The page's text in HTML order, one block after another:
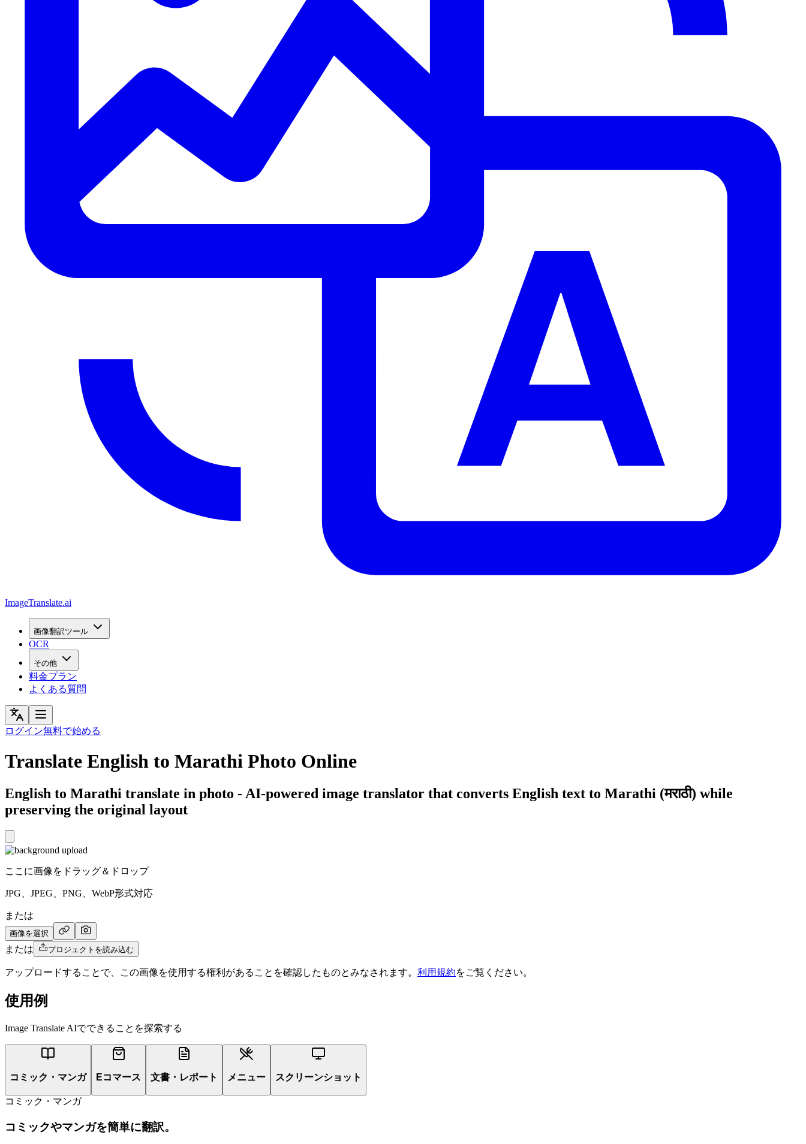
ImageTranslate.ai
画像翻訳ツール
OCR
その他
料金プラン
よくある質問
ログイン無料で始める
Translate English to Marathi Photo Online
English to Marathi translate in photo - AI-powered image translator that converts English text to Marathi (मराठी) while
preserving the original layout
ここに画像をドラッグ＆ドロップ
JPG、JPEG、PNG、WebP形式対応
または
画像を選択
または プロジェクトを読み込む
アップロードすることで、この画像を使用する権利があることを確認したものとみなされます。 利用規約をご覧ください。
使用例
Image Translate AIでできることを探索する
コミック・マンガ Eコマース 文書・レポート メニュー スクリーンショット
コミック・マンガ
コミックやマンガを簡単に翻訳。